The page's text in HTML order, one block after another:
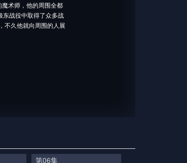
术师，他的周围全都
东战役中取得了众多战
不久他就向周围的人展
第06集